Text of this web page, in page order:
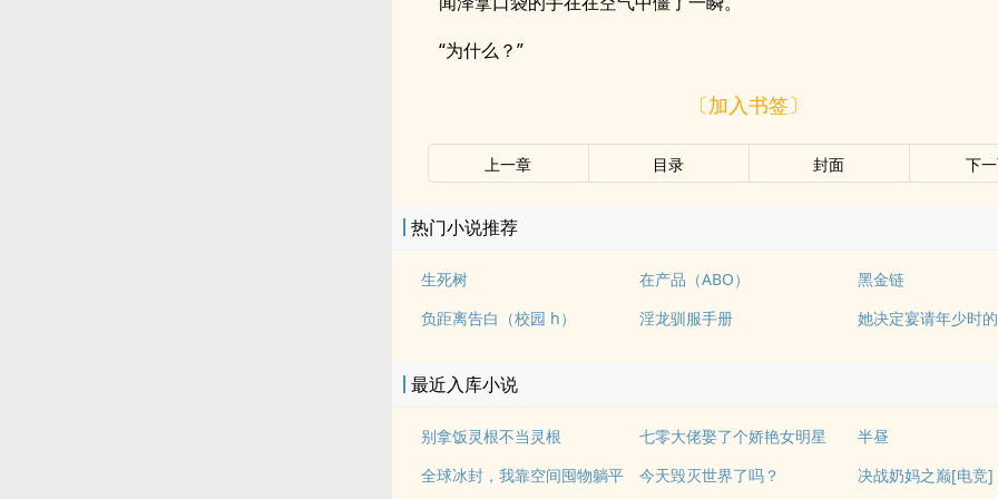
“为什么？”
〔加入书签〕
上一章 目录 封面 下
热门小说推荐
生死树 在产品（ABO）
黑金链
负距离告白（校园 h）
淫龙驯服手册
最近入库小说
别拿饭灵根不当灵根 七零大佬娶了个娇艳女明星
半昼
全球冰封，我靠空间囤物躺平
今天毁灭世界了吗？ 决战奶妈之巅[电竞]